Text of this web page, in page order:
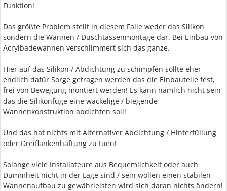
Funktion!
Das größte Problem stellt in diesem Falle weder das Silikon
sondern die Wannen / Duschtassenmontage dar. Bei Einbau von
Acrylbadewannen verschlimmert sich das ganze.
Hier auf das Silikon / Abdichtung zu schimpfen sollte eher
endlich dafür Sorge getragen werden das die Einbauteile fest,
frei von Bewegung montiert werden! Es kann nämlich nicht sein
das die Silikonfuge eine wackelige / biegende
Wannenkonstruktion abdichten soll!
Und das hat nichts mit Alternativer Abdichtung / Hinterfüllung
oder Dreiflankenhaftung zu tuen!
Solange viele Installateure aus Bequemlichkeit oder auch
Dummheit nicht in der Lage sind / sein wollen einen stabilen
Wannenaufbau zu gewährleisten wird sich daran nichts ändern!